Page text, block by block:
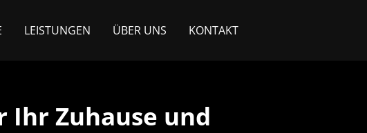
LEISTUNGEN ÜBER UNS KONTAKT
Ihr Zuhause und